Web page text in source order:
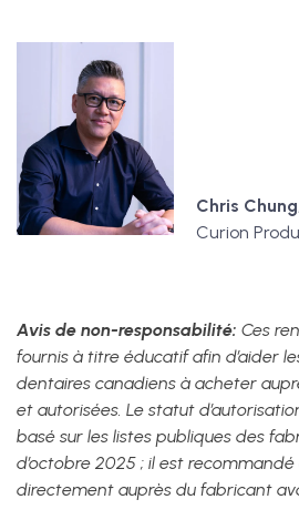
Chris
Curion
Avis de non-responsabilité: Ces
fournis à titre éducatif afin d’aider
dentaires canadiens à acheter
et autorisées. Le statut
basé sur les listes publiques des
d’octobre 2025 ; il est
directement auprès du fabricant